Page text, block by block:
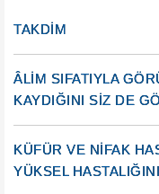
TAKDİM
ÂLİM SIFATIYLA
KAYDIĞINI SİZ DE
KÜFÜR VE NİFAK
YÜKSEL